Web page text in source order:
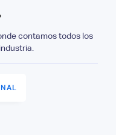
contamos todos los